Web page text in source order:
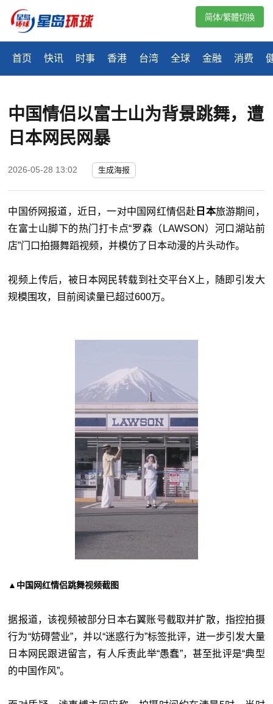
首页 快讯 时事 香港 台湾 全球 金融 消费
简体/繁體切換
中国情侣以富士山为背景跳舞，遭
日本网民网暴
2026-05-28 13:02 生成海报
中国侨网报道，近日，一对中国网红情侣赴 日本旅游期间，
在富士山脚下的热门打卡点“罗森（LAWSON）河口湖站前
店”门口拍摄舞蹈视频，并模仿了日本动漫的片头动作。
视频上传后，被日本网民转载到社交平台X上，随即引发大
规模围攻，目前阅读量已超过600万。
▲中国网红情侣跳舞视频截图
据报道，该视频被部分日本右翼账号截取并扩散，指控拍摄
行为“妨碍营业”，并以“迷惑行为”标签批评，进一步引发大量
日本网民跟进留言，有人斥责此举“愚蠢”，甚至批评是“典型
的中国作风”。